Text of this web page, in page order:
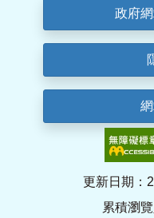
政府
更新日期：
累積瀏